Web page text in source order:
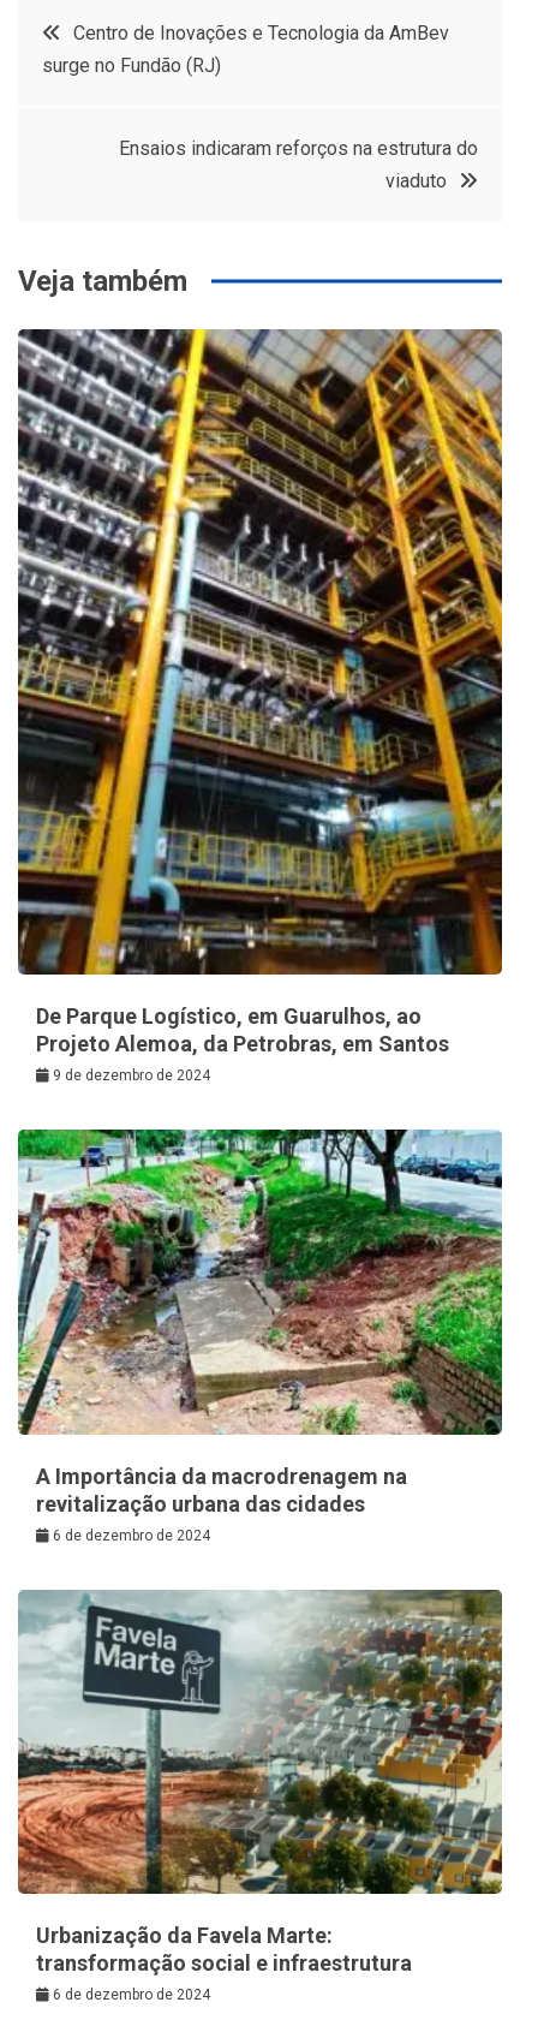
Navegação
Centro de Inovações e Tecnologia da AmBev
surge no Fundão (RJ)
Ensaios indicaram reforços na estrutura do
viaduto
Veja também
De Parque Logístico, em Guarulhos, ao
Projeto Alemoa, da Petrobras, em Santos
9 de dezembro de 2024
A Importância da macrodrenagem na
revitalização urbana das cidades
6 de dezembro de 2024
Urbanização da Favela Marte:
transformação social e infraestrutura
6 de dezembro de 2024